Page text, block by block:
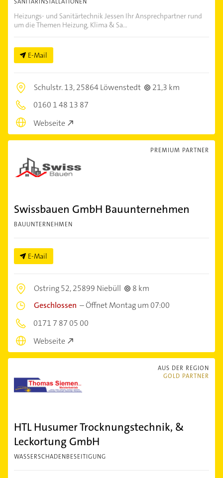
Heizungs- und Sanitärtechnik Jessen Ihr Ansprechpartner rund
um die Themen Heizung, Klima & Sa...
E-Mail
Schulstr. 13,25864 Löwenstedt
21,3 km
0160 1 48 13 87
Webseite
PREMIUM PARTNER
Swissbauen GmbH Bauunternehmen
BAUUNTERNEHMEN
E-Mail
Ostring 52,25899 Niebüll
8 km
Geschlossen –Öffnet Montag um 07:00
0171 7 87 05 00
Webseite
AUS DER REGION
GOLD PARTNER
HTL Husumer Trocknungstechnik, &
Leckortung GmbH
WASSERSCHADENBESEITIGUNG